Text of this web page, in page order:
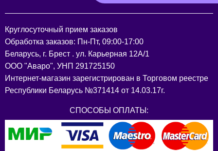
Круглосуточный прием заказов
Обработка заказов: Пн-Пт, 09:00-17:00
Беларусь, г. Брест . ул. Карьерная 12А/1
ООО "Аваро", УНП 291725150
Интернет-магазин зарегистрирован в Торговом реестре
Республики Беларусь №371414 от 14.03.17г.
СПОСОБЫ ОПЛАТЫ: